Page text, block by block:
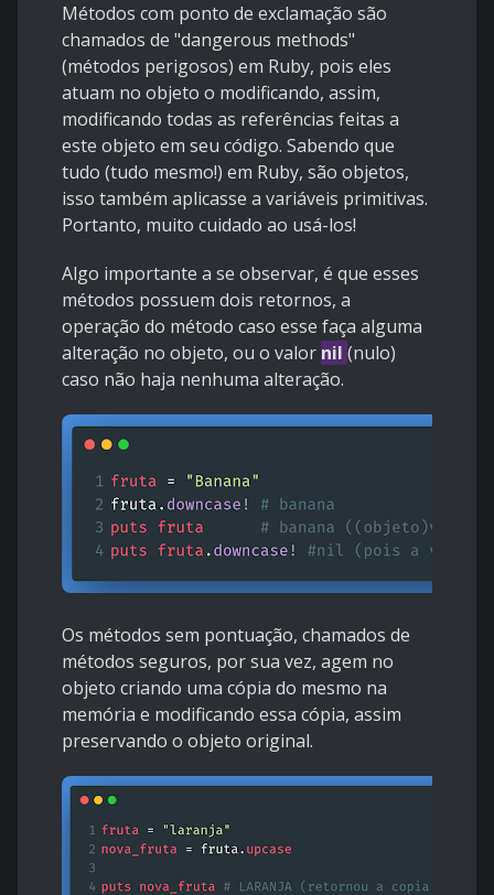
Métodos com ponto de exclamação são
chamados de "dangerous methods"
(métodos perigosos) em Ruby, pois eles
atuam no objeto o modificando, assim,
modificando todas as referências feitas a
este objeto em seu código. Sabendo que
tudo (tudo mesmo!) em Ruby, são objetos,
isso também aplicasse a variáveis primitivas.
Portanto, muito cuidado ao usá-los!
Algo importante a se observar, é que esses
métodos possuem dois retornos, a
operação do método caso esse faça alguma
alteração no objeto, ou o valor nil (nulo)
caso não haja nenhuma alteração.
Os métodos sem pontuação, chamados de
métodos seguros, por sua vez, agem no
objeto criando uma cópia do mesmo na
memória e modificando essa cópia, assim
preservando o objeto original.